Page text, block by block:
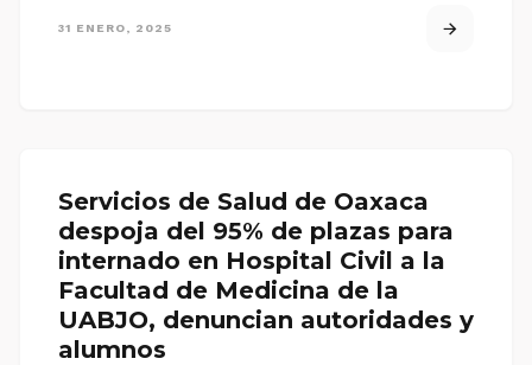
31 ENERO, 2025
Servicios de Salud de Oaxaca
despoja del 95% de plazas para
internado en Hospital Civil a la
Facultad de Medicina de la
UABJO, denuncian autoridades y
alumnos